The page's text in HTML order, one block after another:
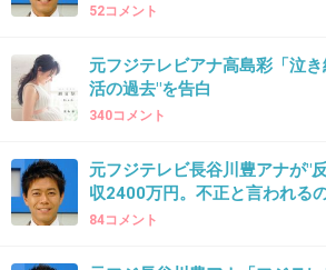
義母がこの人ってかなりキツ
しかもピンピン長生きしそうだ
52コメント
元フジテレビアナ高島彩「泣
活の過去"を告白
340コメント
元フジテレビ長谷川豊アナが"
収2400万円。不正と言われる
84コメント